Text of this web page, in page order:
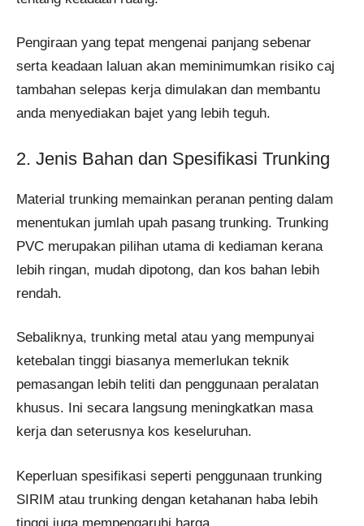
Pengiraan yang tepat mengenai panjang sebenar
serta keadaan laluan akan meminimumkan risiko caj
tambahan selepas kerja dimulakan dan membantu
anda menyediakan bajet yang lebih teguh.
2. Jenis Bahan dan Spesifikasi Trunking
Material trunking memainkan peranan penting dalam
menentukan jumlah upah pasang trunking. Trunking
PVC merupakan pilihan utama di kediaman kerana
lebih ringan, mudah dipotong, dan kos bahan lebih
rendah.
Sebaliknya, trunking metal atau yang mempunyai
ketebalan tinggi biasanya memerlukan teknik
pemasangan lebih teliti dan penggunaan peralatan
khusus. Ini secara langsung meningkatkan masa
kerja dan seterusnya kos keseluruhan.
Keperluan spesifikasi seperti penggunaan trunking
SIRIM atau trunking dengan ketahanan haba lebih